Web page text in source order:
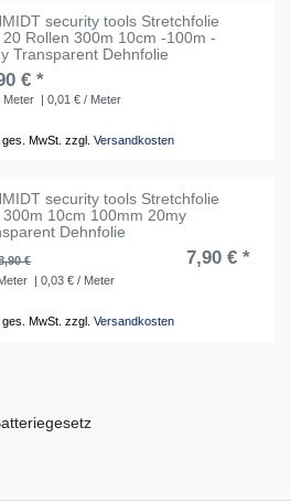
security tools Stretchfolie
20 Rollen 300m 10cm -100m -
Transparent Dehnfolie
€ *
Meter | 0,01 € / Meter
MwSt. zzgl.Versandkosten
security tools Stretchfolie
300m 10cm 100mm 20my
Dehnfolie
€ 7,90 € *
| 0,03 € / Meter
MwSt. zzgl.Versandkosten